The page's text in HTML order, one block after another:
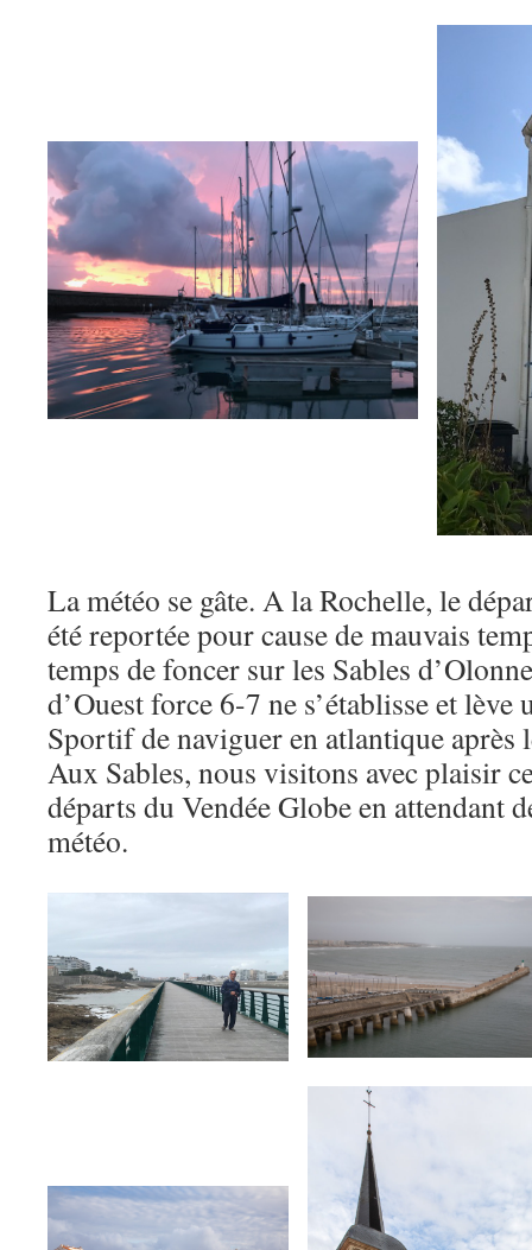
La météo se gâte. A la Rochelle, le
été reportée pour cause de mauvais
temps de foncer sur les Sables
d’Ouest force 6-7 ne s’établisse et lève
Sportif de naviguer en atlantique
Aux Sables, nous visitons avec plaisir
départs du Vendée Globe en attendant
météo.